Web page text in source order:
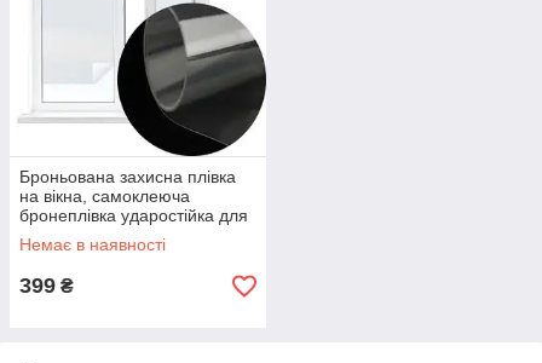
Броньована захисна плівка
на вікна, самоклеюча
бронеплівка ударостійка для
скла 60x152 см
Немає в наявності
399 ₴